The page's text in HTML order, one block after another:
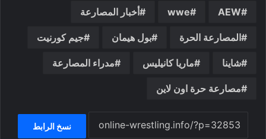
AEW
wwe أخبار المصارعة
المصارعة الحرة بول هيمان جيم كورنيت
شاينا ماريا كانيليس مدراء المصارعة
مصارعة حرة اون لاين
نسخ الرابط